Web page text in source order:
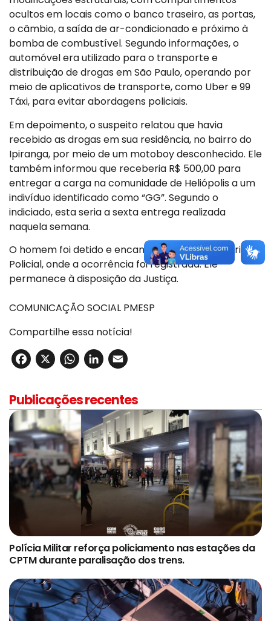
ocultos em locais como o banco traseiro, as portas,
o câmbio, a saída de ar-condicionado e próximo à
bomba de combustível. Segundo informações, o
automóvel era utilizado para o transporte e
distribuição de drogas em São Paulo, operando por
meio de aplicativos de transporte, como Uber e 99
Táxi, para evitar abordagens policiais.
Em depoimento, o suspeito relatou que havia
recebido as drogas em sua residência, no bairro do
Ipiranga, por meio de um motoboy desconhecido. Ele
também informou que receberia R$ 500,00 para
entregar a carga na comunidade de Heliópolis a um
indivíduo identificado como “GG”. Segundo o
indiciado, esta seria a sexta entrega realizada
naquela semana.
O homem foi detido e encaminhado ao 42º Distrito
Policial, onde a ocorrência foi registrada. Ele
permanece à disposição da Justiça.
COMUNICAÇÃO SOCIAL PMESP
Compartilhe essa notícia!
Facebook
X WhatsApp
LinkedIn
Publicações recentes
Polícia Militar reforça policiamento nas estações da
CPTM durante paralisação dos trens.